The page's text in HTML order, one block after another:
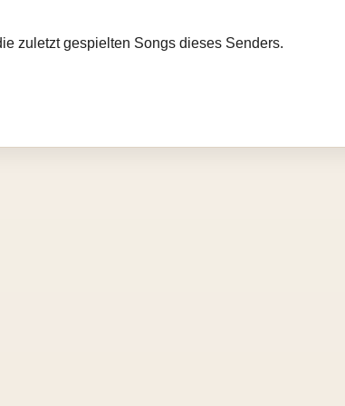
zuletzt gespielten Songs dieses Senders.